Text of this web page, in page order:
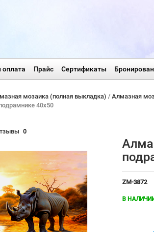
оплата Прайс Сертификаты
мозаика (полная выкладка) / Алмазная
40х50
0
ZM-3872
В